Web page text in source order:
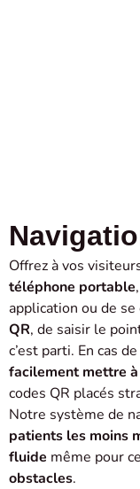
Offrez à vos
téléphone portable
application ou de
QR, de saisir le
c’est parti. En cas
facilement mettre
codes QR placés
Notre système de
patients les moins
fluide même pour
obstacles.